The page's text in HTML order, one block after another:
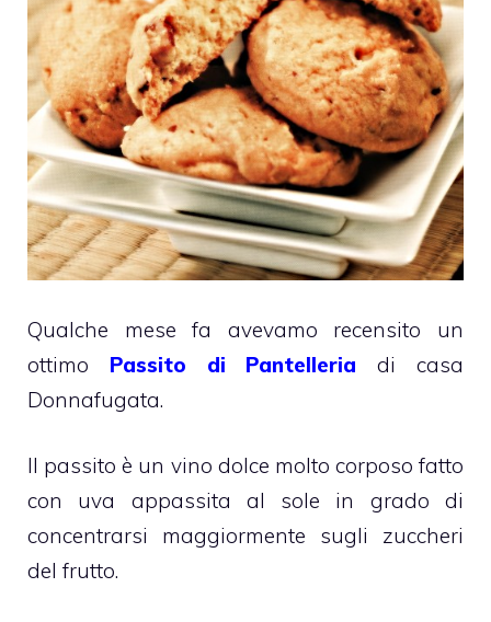
Qualche mese fa avevamo recensito un
ottimo Passito di Pantelleria di casa
Donnafugata.
Il passito è un vino dolce molto corposo fatto
con uva appassita al sole in grado di
concentrarsi maggiormente sugli zuccheri
del frutto.